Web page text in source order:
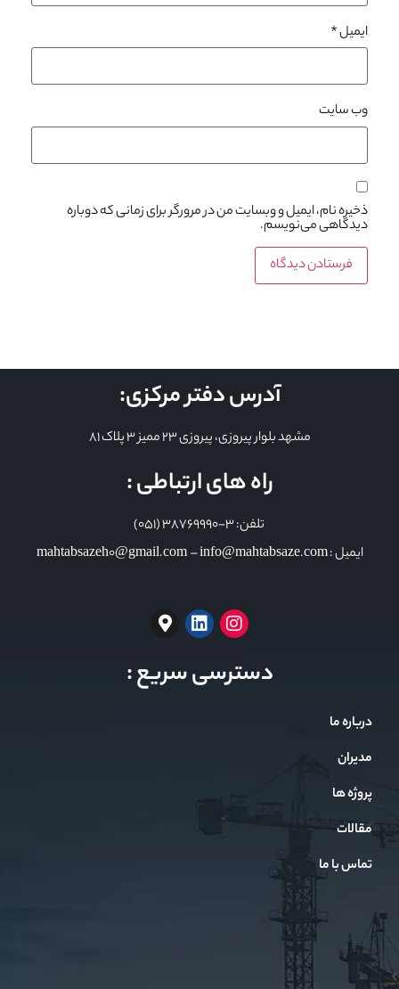
ایمیل*
وب‌ سایت
ذخیره نام، ایمیل و وبسایت من در مرورگر برای زمانی که دوباره
دیدگاهی می‌نویسم.
آدرس دفتر مرکزی:
مشهد بلوار پیروزی، پیروزی 23 ممیز 3 پلاک 81
راه های ارتباطی :
تلفن: 3-38769990 (051)
ایمیل : mahtabsazeh0@gmail.com – info@mahtabsaze.com
دسترسی سریع :
درباره ما
مدیران
پروژه ها
مقالات
تماس با ما